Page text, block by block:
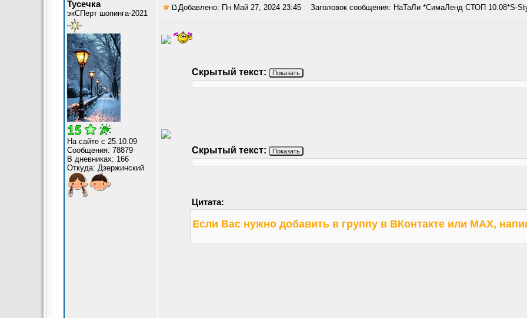
Тусечка
экСПерт шопинга-2021
На сайте с 25.10.09
Сообщения: 78879
В дневниках: 166
Откуда: Дзержинский
Добавлено: Пн Май 27, 2024 23:45 Заголовок сообщения: НаТаЛи *СимаЛенд СТОП 10.08*S-
Скрытый текст: Показать
Скрытый текст: Показать
Цитата:
Если Вас нужно добавить в группу в ВКонтакте или МАХ,